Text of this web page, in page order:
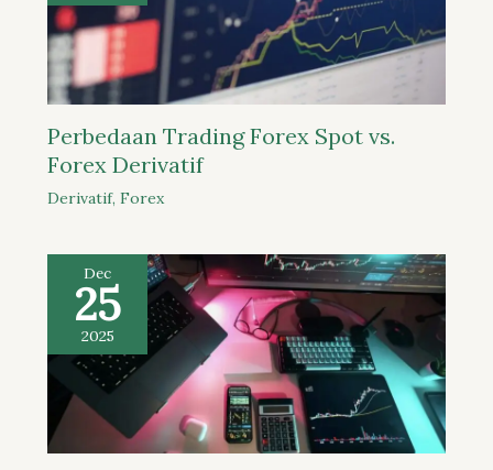
Perbedaan Trading Forex Spot vs.
Forex Derivatif
Derivatif, Forex
Dec
25
2025